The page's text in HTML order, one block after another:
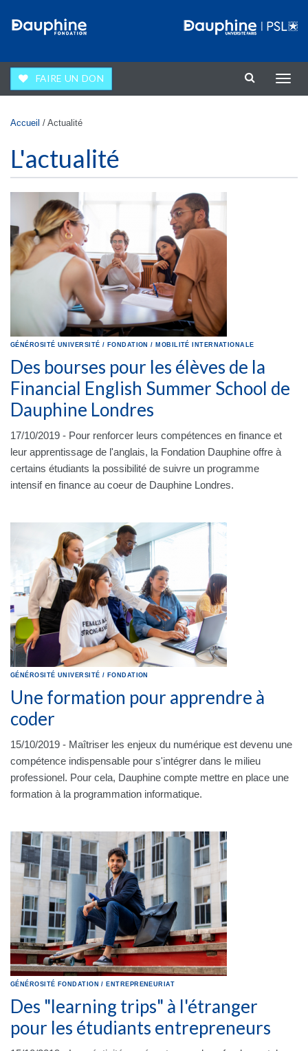
FAIRE UN DON
la
Vous êtes ici
Accueil / Actualité
L'actualité
GÉNÉROSITÉ UNIVERSITÉ / FONDATION / MOBILITÉ INTERNATIONALE
Des bourses pour les élèves de la
Financial English Summer School de
Dauphine Londres
17/10/2019 - Pour renforcer leurs compétences en finance et
leur apprentissage de l'anglais, la Fondation Dauphine offre à
certains étudiants la possibilité de suivre un programme
intensif en finance au coeur de Dauphine Londres.
GÉNÉROSITÉ UNIVERSITÉ / FONDATION
Une formation pour apprendre à
coder
15/10/2019 - Maîtriser les enjeux du numérique est devenu une
compétence indispensable pour s'intégrer dans le milieu
professionel. Pour cela, Dauphine compte mettre en place une
formation à la programmation informatique.
GÉNÉROSITÉ FONDATION / ENTREPRENEURIAT
Des "learning trips" à l'étranger
pour les étudiants entrepreneurs